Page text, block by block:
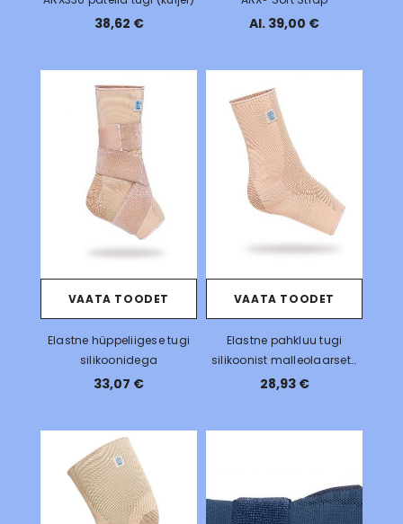
38,62 € Al. 39,00 €
VAATA TOODET
Elastne hüppeliigese tugi
silikoonidega
33,07 €
VAATA TOODET
Elastne pahkluu tugi
silikoonist malleolaarsete
padjanditega
28,93 €